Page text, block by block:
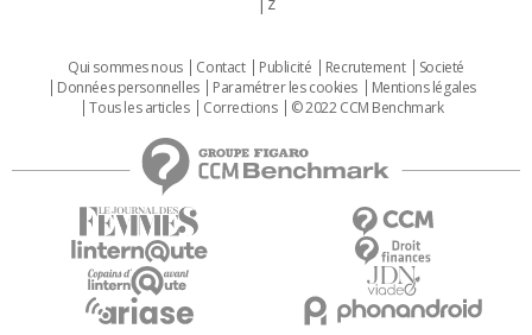
Qui sommes nous Contact Publicité Recrutement
Societé
Données personnelles
Paramétrer les cookies
Mentions légales
Tous les articles
Corrections © 2022 CCM Benchmark